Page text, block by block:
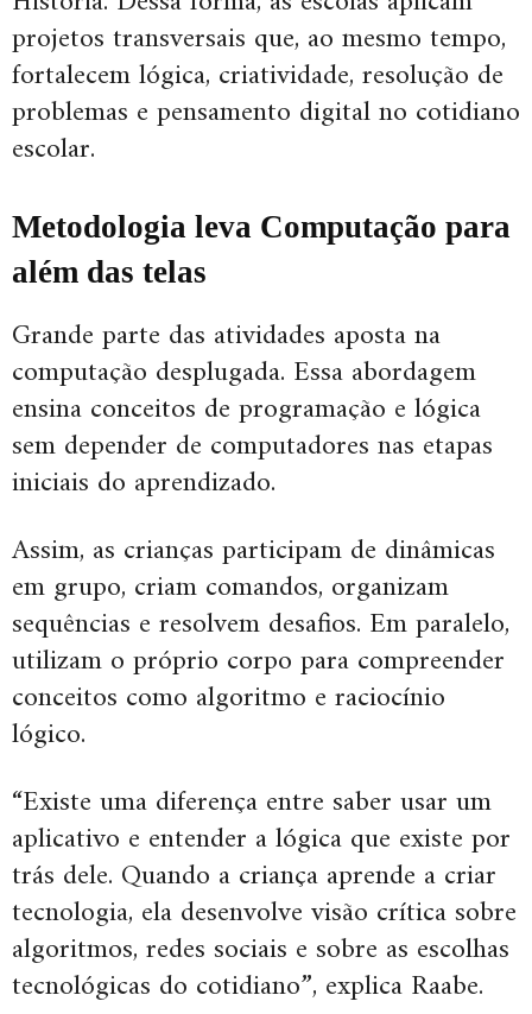
projetos transversais que, ao mesmo tempo,
fortalecem lógica, criatividade, resolução de
problemas e pensamento digital no cotidiano
escolar.
Metodologia leva Computação para
além das telas
Grande parte das atividades aposta na
computação desplugada. Essa abordagem
ensina conceitos de programação e lógica
sem depender de computadores nas etapas
iniciais do aprendizado.
Assim, as crianças participam de dinâmicas
em grupo, criam comandos, organizam
sequências e resolvem desafios. Em paralelo,
utilizam o próprio corpo para compreender
conceitos como algoritmo e raciocínio
lógico.
“Existe uma diferença entre saber usar um
aplicativo e entender a lógica que existe por
trás dele. Quando a criança aprende a criar
tecnologia, ela desenvolve visão crítica sobre
algoritmos, redes sociais e sobre as escolhas
tecnológicas do cotidiano”, explica Raabe.